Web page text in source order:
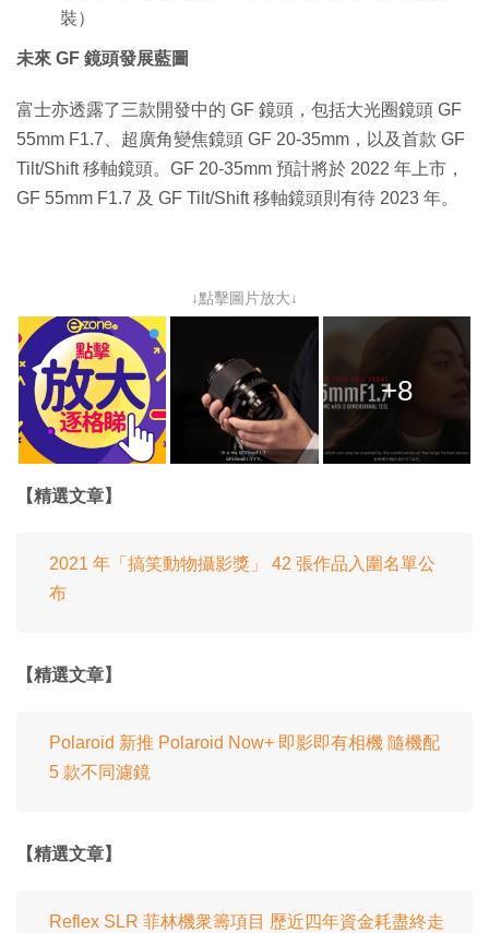
裝）
未來 GF 鏡頭發展藍圖
富士亦透露了三款開發中的 GF 鏡頭，包括大光圈鏡頭 GF
55mm F1.7、超廣角變焦鏡頭 GF 20-35mm，以及首款 GF
Tilt/Shift 移軸鏡頭。GF 20-35mm 預計將於 2022 年上市，
GF 55mm F1.7 及 GF Tilt/Shift 移軸鏡頭則有待 2023 年。
↓點擊圖片放大↓
+8
【精選文章】
2021 年「搞笑動物攝影獎」 42 張作品入圍名單公
布
【精選文章】
Polaroid 新推 Polaroid Now+ 即影即有相機 隨機配
5 款不同濾鏡
【精選文章】
Reflex SLR 菲林機衆籌項目 歷近四年資金耗盡終走